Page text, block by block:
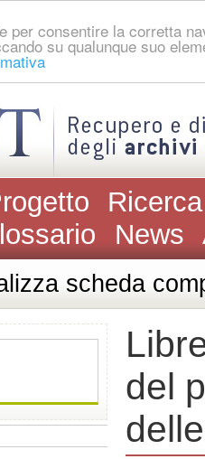
per consentire la corretta
su qualunque suo
News
scheda
del